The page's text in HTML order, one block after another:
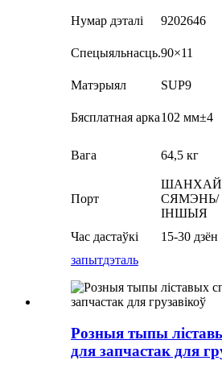
Нумар дэталі 9202646
Спецыяльнасць.90×11
Матэрыял SUP9
Бясплатная арка102 мм±4
Вага 64,5 кг
Порт
СЯМЭНЬ/
ІНШЫЯ
Час дастаўкі 15-30 дзён
запытдэталь
Розныя тыпы
для запчастак для